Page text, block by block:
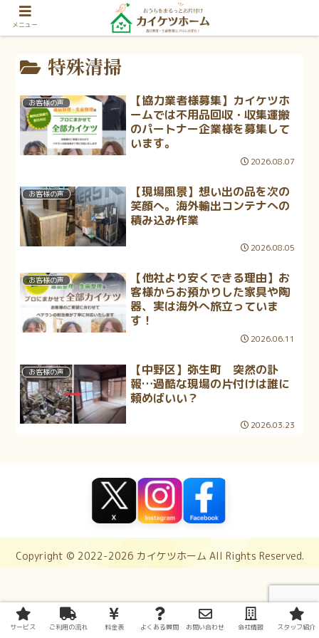
特殊清掃
お客様の声
【協力業者様募集】カイケツホ
ームでは不用品回収・収集運搬
のパートナー企業様を募集して
います。
2026.08.07
お客様の声
【現場風景】想い出の品を次の
笑顔へ。海外輸出コンテナへの
積み込み作業
2026.08.05
お客様の声
【他社より安くできる理由】お
客様からお預かりした家具や陶
器、実は海外へ旅立っていま
す！
2026.06.11
お客様の声
【中野区】弥生町 突然の訃
報…過酷な現場の片付けは誰に
頼めばいい？
2026.03.23
Copyright © 2022-2026 カイケツホーム All Rights Reserved.
メニュー
サービス ご利用の流れ 料金表 よくある質問 お問い合わせ 会社情報 スタッフ紹介